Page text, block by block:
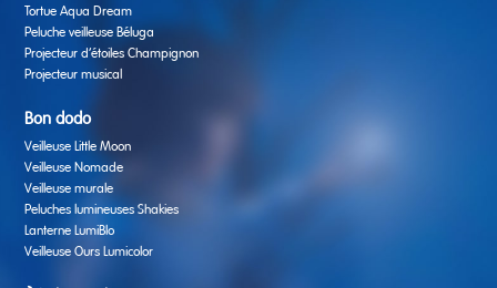
Tortue Aqua Dream
Peluche veilleuse Béluga
Projecteur d’étoiles Champignon
Projecteur musical
Bon dodo
Veilleuse Little Moon
Veilleuse Nomade
Veilleuse murale
Peluches lumineuses Shakies
Lanterne LumiBlo
Veilleuse Ours Lumicolor